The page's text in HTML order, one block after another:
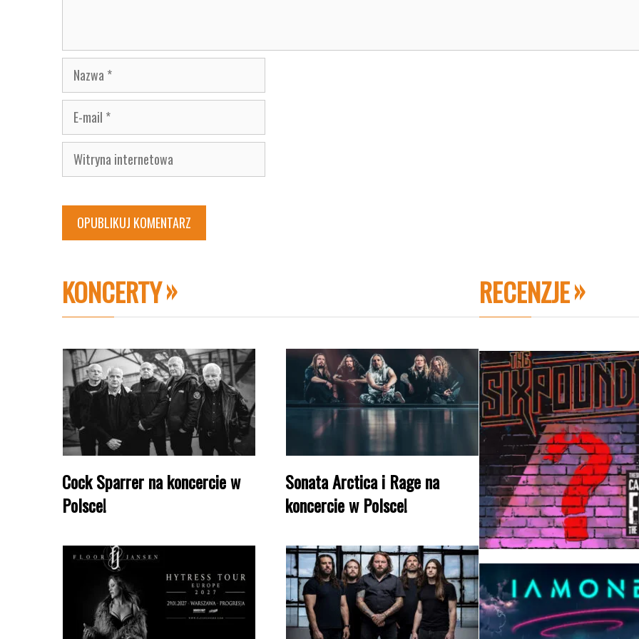
Nazwa
E-
mail
Witryna
internetowa
KONCERTY
Cock Sparrer na koncercie w
Polsce!
Sonata Arctica i Rage na
koncercie w Polsce!
RECENZJE